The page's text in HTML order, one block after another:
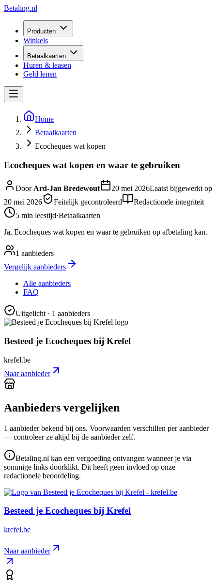
Betaling.nl
Producten
Winkels
Betaalkaarten
Huren & leasen
Geld lenen
Home
Betaalkaarten
Ecocheques wat kopen
Ecocheques wat kopen en waar te gebruiken
DoorArd-Jan Bredewout 20 mei 2026Laatst bijgewerkt op
20 mei 2026
Feitelijk gecontroleerd
Redactionele integriteit
5 min leestijd·Betaalkaarten
Ja, Ecocheques wat kopen en waar te gebruiken op afbetaling kan.
1 aanbieders
Vergelijk aanbieders
Alle aanbieders
FAQ
Uitgelicht· 1 aanbieders
Besteed je Ecocheques bij Krefel
krefel.be
Naar aanbieder
Aanbieders vergelijken
1 aanbiederbekend bij ons. Voorwaarden verschillen per aanbieder
— controleer ze altijd bij de aanbieder zelf.
Betaling.nl kan een vergoeding ontvangen wanneer je via
sommige links doorklikt. Dit heeft geen invloed op onze
redactionele beoordeling.
Besteed je Ecocheques bij Krefel
krefel.be
Naar aanbieder